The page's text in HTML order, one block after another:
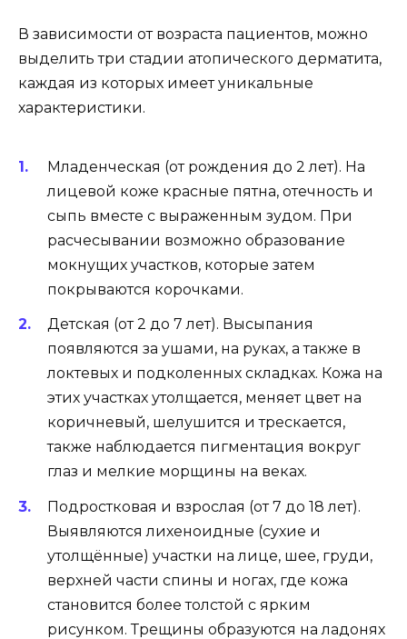
В зависимости от возраста пациентов, можно
выделить три стадии атопического дерматита,
каждая из которых имеет уникальные
характеристики.
Младенческая (от рождения до 2 лет). На
лицевой коже красные пятна, отечность и
сыпь вместе с выраженным зудом. При
расчесывании возможно образование
мокнущих участков, которые затем
покрываются корочками.
Детская (от 2 до 7 лет). Высыпания
появляются за ушами, на руках, а также в
локтевых и подколенных складках. Кожа на
этих участках утолщается, меняет цвет на
коричневый, шелушится и трескается,
также наблюдается пигментация вокруг
глаз и мелкие морщины на веках.
Подростковая и взрослая (от 7 до 18 лет).
Выявляются лихеноидные (сухие и
утолщённые) участки на лице, шее, груди,
верхней части спины и ногах, где кожа
становится более толстой с ярким
рисунком. Трещины образуются на ладонях